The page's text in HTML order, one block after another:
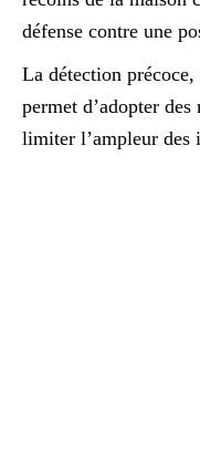
défense contre une
La détection précoce,
permet d’adopter
limiter l’ampleur des